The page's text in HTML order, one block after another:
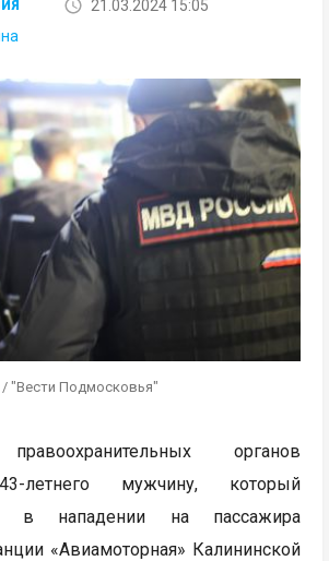
21.03.2024 15:05
"Вести Подмосковья"
органов
летнего мужчину, который
в нападении на пассажира
«Авиамоторная» Калининской